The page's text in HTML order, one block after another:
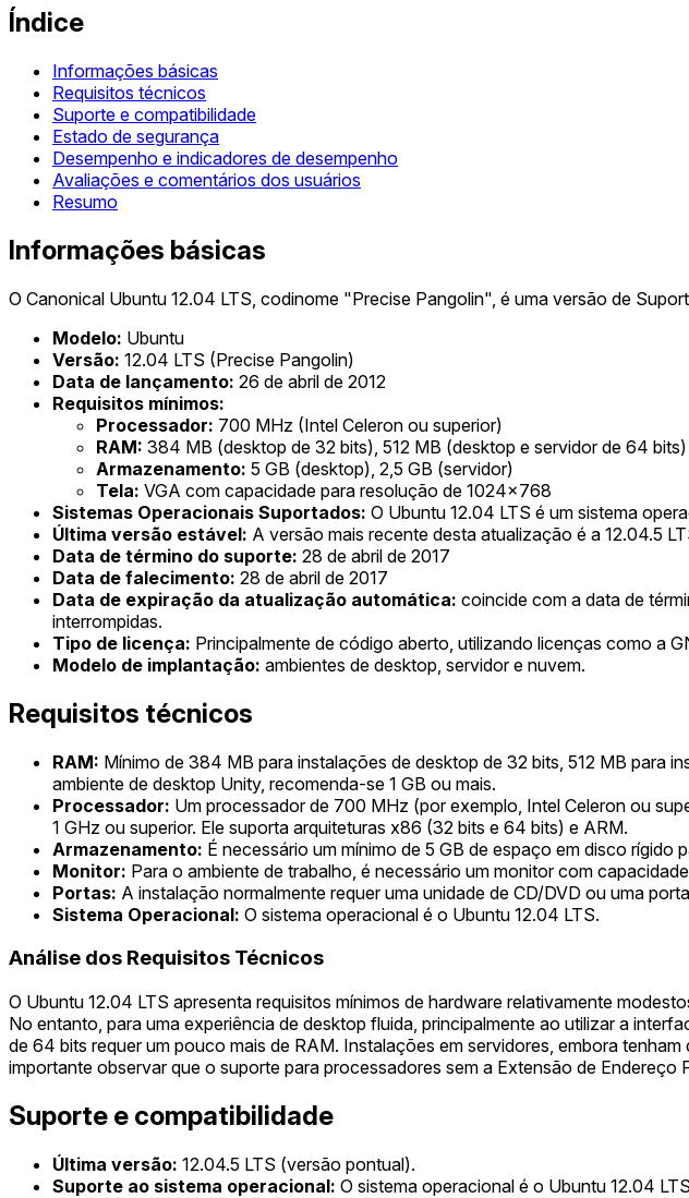
Índice
Informações básicas
Requisitos técnicos
Suporte e compatibilidade
Estado de segurança
Desempenho e indicadores de desempenho
Avaliações e comentários dos usuários
Resumo
Informações básicas
O Canonical Ubuntu 12.04 LTS, codinome "Precise Pangolin", é uma versão de
Modelo: Ubuntu
Versão: 12.04 LTS (Precise Pangolin)
Data de lançamento: 26 de abril de 2012
Requisitos mínimos:
Processador: 700 MHz (Intel Celeron ou superior)
RAM: 384 MB (desktop de 32 bits), 512 MB (desktop e servidor de 64 bits)
Armazenamento: 5 GB (desktop), 2,5 GB (servidor)
Tela: VGA com capacidade para resolução de 1024x768
Sistemas Operacionais Suportados: O Ubuntu 12.04 LTS é um sistema
Última versão estável: A versão mais recente desta atualização é a 12.04.5
Data de término do suporte: 28 de abril de 2017
Data de falecimento: 28 de abril de 2017
Data de expiração da atualização automática: coincide com a data de
interrompidas.
Tipo de licença: Principalmente de código aberto, utilizando licenças como a
Modelo de implantação: ambientes de desktop, servidor e nuvem.
Requisitos técnicos
RAM: Mínimo de 384 MB para instalações de desktop de 32 bits, 512 MB para
ambiente de desktop Unity, recomenda-se 1 GB ou mais.
Processador: Um processador de 700 MHz (por exemplo, Intel Celeron ou
1 GHz ou superior. Ele suporta arquiteturas x86 (32 bits e 64 bits) e ARM.
Armazenamento: É necessário um mínimo de 5 GB de espaço em disco
Monitor: Para o ambiente de trabalho, é necessário um monitor com
Portas: A instalação normalmente requer uma unidade de CD/DVD ou uma
Sistema Operacional: O sistema operacional é o Ubuntu 12.04 LTS.
Análise dos Requisitos Técnicos
O Ubuntu 12.04 LTS apresenta requisitos mínimos de hardware relativamente
No entanto, para uma experiência de desktop fluida, principalmente ao utilizar a
de 64 bits requer um pouco mais de RAM. Instalações em servidores, embora
importante observar que o suporte para processadores sem a Extensão de
Suporte e compatibilidade
Última versão: 12.04.5 LTS (versão pontual).
Suporte ao sistema operacional: O sistema operacional é o Ubuntu 12.04